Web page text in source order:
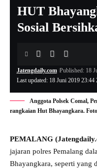
HUT
Sosial
Last updated: 18 Juni 2019 23:44
Jatengdaily.com Published: 18
Anggota Polsek Comal,
rangkaian Hut Bhayangkara.
PEMALANG
jajaran polres Pemalang
Bhayangkara, seperti yang